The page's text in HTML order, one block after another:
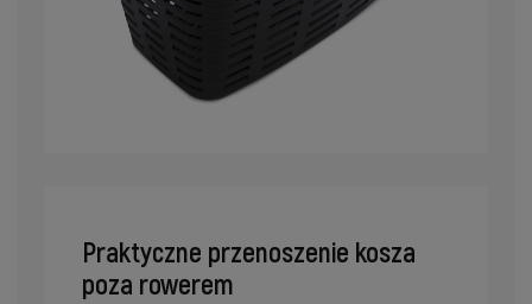
Praktyczne przenoszenie kosza
poza rowerem